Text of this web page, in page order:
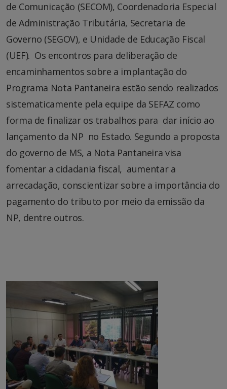
de Comunicação (SECOM), Coordenadoria Especial
de Administração Tributária, Secretaria de
Governo (SEGOV), e Unidade de Educação Fiscal
(UEF). Os encontros para deliberação de
encaminhamentos sobre a implantação do
Programa Nota Pantaneira estão sendo realizados
sistematicamente pela equipe da SEFAZ como
forma de finalizar os trabalhos para dar início ao
lançamento da NP no Estado. Segundo a proposta
do governo de MS, a Nota Pantaneira visa
fomentar a cidadania fiscal, aumentar a
arrecadação, conscientizar sobre a importância do
pagamento do tributo por meio da emissão da
NP, dentre outros.